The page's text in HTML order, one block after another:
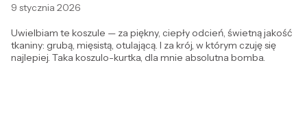
9 stycznia 2026
Uwielbiam te koszule — za piękny, ciepły odcień, świetną jakość
tkaniny: grubą, mięsistą, otulającą. I za krój, w którym czuję się
najlepiej. Taka koszulo-kurtka, dla mnie absolutna bomba.